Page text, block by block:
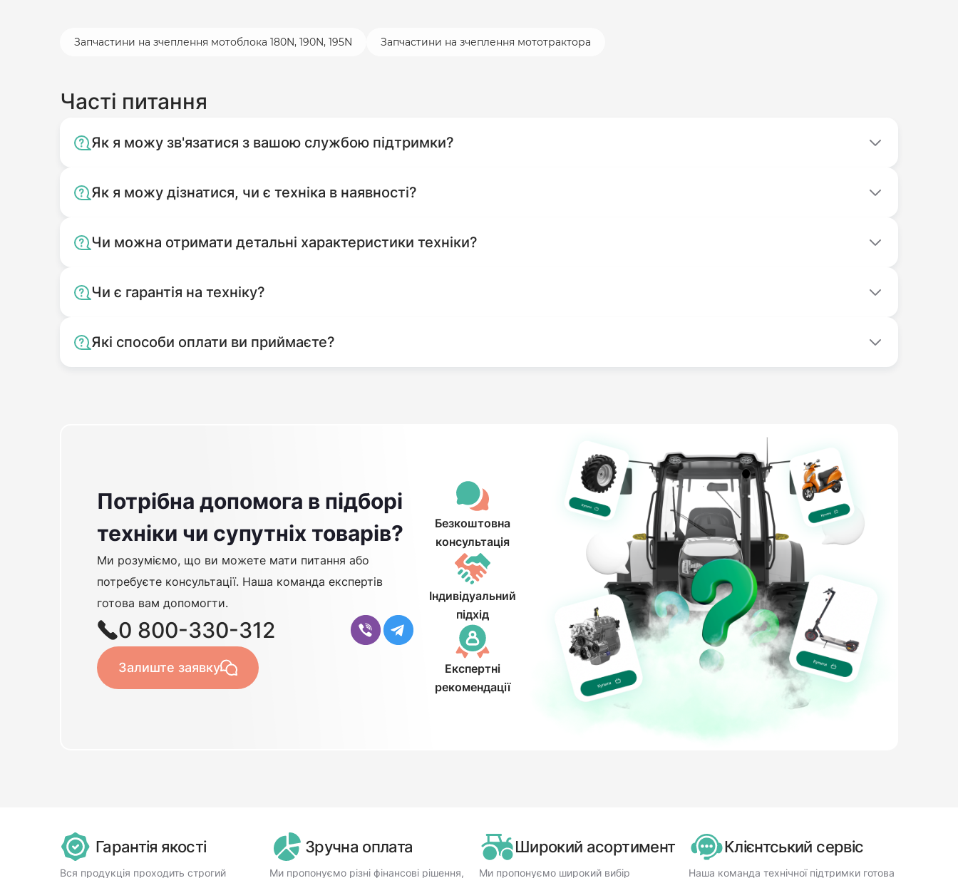
Запчастини на зчеплення мотоблока 180N, 190N, 195N Запчастини на зчеплення мототрактора
Часті питання
Як я можу зв'язатися з вашою службою підтримки?
Як я можу дізнатися, чи є техніка в наявності?
Чи можна отримати детальні характеристики техніки?
Чи є гарантія на техніку?
Які способи оплати ви приймаєте?
Потрібна допомога в підборі
техніки чи супутніх товарів?
Ми розуміємо, що ви можете мати питання або
потребуєте консультації. Наша команда експертів
готова вам допомогти.
0 800-330-312
Залиште заявку
Безкоштовна
консультація
Індивідуальний
підхід
Експертні
рекомендації
Гарантія якості
Вся продукція проходить строгий
Зручна оплата
Ми пропонуємо різні фінансові рішення,
Широкий асортимент
Ми пропонуємо широкий вибір
Клієнтський сервіс
Наша команда технічної підтримки готова